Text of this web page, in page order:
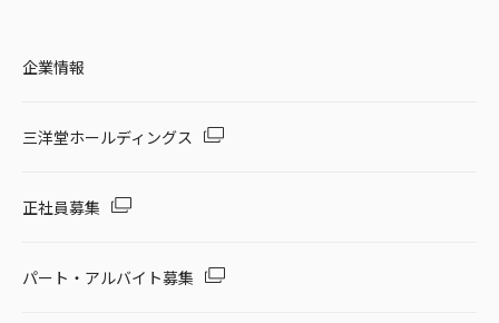
企業情報
三洋堂ホールディングス
正社員募集
パート・アルバイト募集